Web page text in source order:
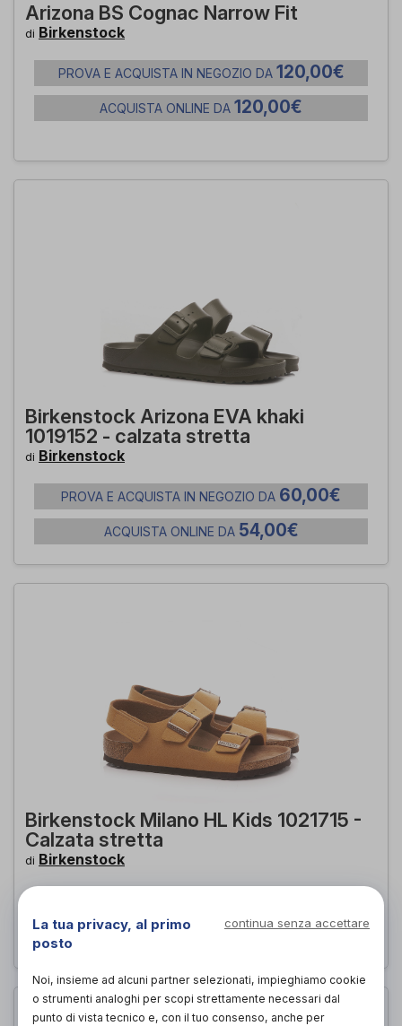
Arizona BS Cognac Narrow Fit
di Birkenstock
PROVA E ACQUISTA IN NEGOZIO DA 120,00€
ACQUISTA ONLINE DA 120,00€
Birkenstock Arizona EVA khaki
1019152 - calzata stretta
di Birkenstock
PROVA E ACQUISTA IN NEGOZIO DA 60,00€
ACQUISTA ONLINE DA 54,00€
Birkenstock Milano HL Kids 1021715 -
Calzata stretta
di Birkenstock
ACQUISTA ONLINE DA 32,50€
La tua privacy, al primo
posto
continua senza accettare
Noi, insieme ad alcuni partner selezionati, impieghiamo cookie
o strumenti analoghi per scopi strettamente necessari dal
punto di vista tecnico e, con il tuo consenso, anche per